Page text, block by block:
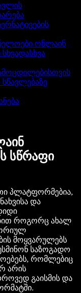
ონლაინ
სწრაფი
პლატფორმებია,
და
როგორც ახალ
მოყვარულებს
საზოგადო
რომლებიც
არის
გაისმის და